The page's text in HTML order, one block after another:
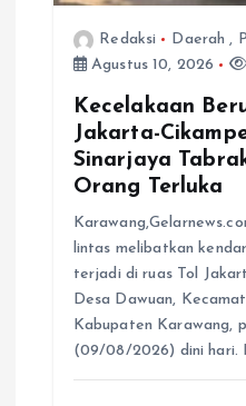
Redaksi Daerah ,
Agustus 10, 2026
Kecelakaan
Jakarta-
Sinarjaya
Orang Terluka
lintas melibatkan
terjadi di ruas Tol
Desa Dawuan,
Kabupaten Karawang,
(09/08/2026) dini hari.